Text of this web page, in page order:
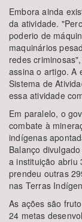
Embora ainda
da atividade.
poderio de
maquinários
redes
assina o artigo. A
Sistema de
essa atividade
Em paralelo, o
combate à
indígenas
Balanço
a instituição abriu
prendeu outras
nas Terras
As ações são
24 metas